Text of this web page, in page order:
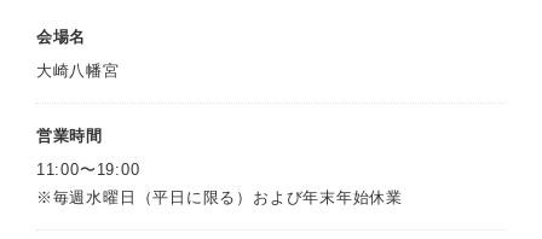
会場名
大崎八幡宮
営業時間
11:00〜19:00
※毎週水曜日（平日に限る）および年末年始休業